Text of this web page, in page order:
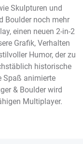
Skulpturen und
Boulder noch mehr
einen neuen 2-in-2
Grafik, Verhalten
Humor, der zu
historische
Spaß animierte
& Boulder wird
Multiplayer.